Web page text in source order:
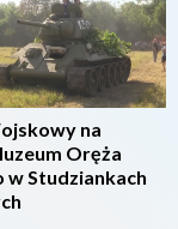
na
Oręża
w Studziankach